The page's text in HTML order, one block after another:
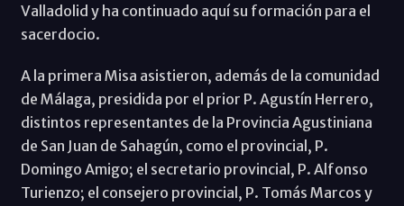
Valladolid y ha continuado aquí su formación para el
sacerdocio.
A la primera Misa asistieron, además de la comunidad
de Málaga, presidida por el prior P. Agustín Herrero,
distintos representantes de la Provincia Agustiniana
de San Juan de Sahagún, como el provincial, P.
Domingo Amigo; el secretario provincial, P. Alfonso
Turienzo; el consejero provincial, P. Tomás Marcos y